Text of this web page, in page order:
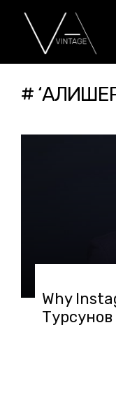
#
Why
Турсунов